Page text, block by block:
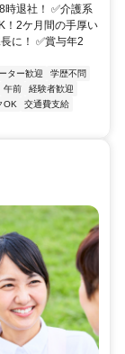
退社！ ✅介護系
！2ケ月間の手厚い
に！ ✅賞与年2
ター歓迎
学歴不問
午前
経験者歓迎
OK
交通費支給